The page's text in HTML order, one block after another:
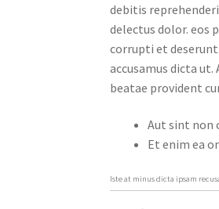
debitis
delectus dolor. eos
corrupti et
accusamus dicta
beatae provident
Aut sint non
Et enim ea
Iste at minus dicta ipsam